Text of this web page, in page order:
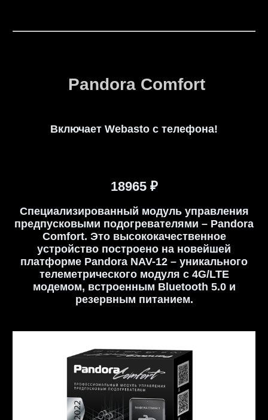
Pandora Comfort
Включает Webasto с телефона!
18965 ₽
Специализированный модуль управления
предпусковыми подогревателями – Pandora
Comfort. Это высококачественное
устройство построено на новейшей
платформе Pandora NAV-12 – уникального
телеметрического модуля c 4G/LTE
модемом, встроенным Bluetooth 5.0 и
резервным питанием.